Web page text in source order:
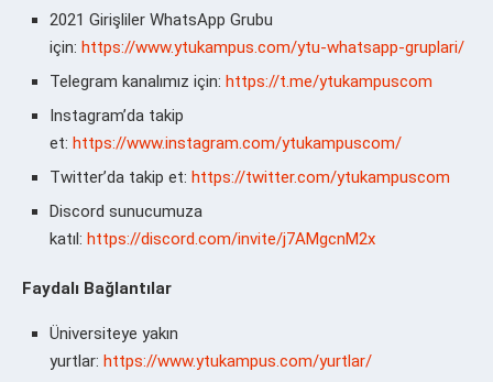
2021 Girişliler WhatsApp Grubu
için: https://www.ytukampus.com/ytu-whatsapp-gruplari/
Telegram kanalımız için: https://t.me/ytukampuscom
Instagram’da takip
et: https://www.instagram.com/ytukampuscom/
Twitter’da takip et: https://twitter.com/ytukampuscom
Discord sunucumuza
katıl: https://discord.com/invite/j7AMgcnM2x
Faydalı Bağlantılar
Üniversiteye yakın
yurtlar: https://www.ytukampus.com/yurtlar/